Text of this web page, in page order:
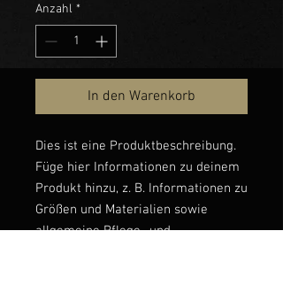
Anzahl *
In den Warenkorb
Dies ist eine Produktbeschreibung.
Füge hier Informationen zu deinem
Produkt hinzu, z. B. Informationen zu
Größen und Materialien sowie
allgemeine Pflege- und